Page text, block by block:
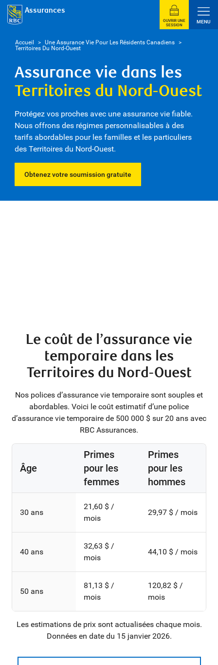
Assurances
OUVRIR UNE
SESSION
MENU
Accueil > Une Assurance Vie Pour Les Résidents Canadiens >
Territoires Du Nord-Ouest
Assurance vie dans les
Territoires du Nord-Ouest
Protégez vos proches avec une assurance vie fiable.
Nous offrons des régimes personnalisables à des
tarifs abordables pour les familles et les particuliers
des Territoires du Nord-Ouest.
Obtenez votre soumission gratuite
Le coût de l’assurance vie
temporaire dans les
Territoires du Nord-Ouest
Nos polices d’assurance vie temporaire sont souples et
abordables. Voici le coût estimatif d’une police
d’assurance vie temporaire de 500 000 $ sur 20 ans avec
RBC Assurances.
Âge
Primes
pour les
femmes
Primes
pour les
hommes
30 ans
21,60 $ /
mois
29,97 $ / mois
40 ans
32,63 $ /
mois
44,10 $ / mois
50 ans
81,13 $ /
mois
120,82 $ /
mois
Les estimations de prix sont actualisées chaque mois.
Données en date du 15 janvier 2026.